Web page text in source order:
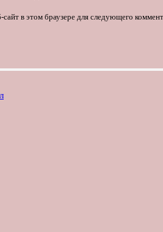
в этом браузере для следующего